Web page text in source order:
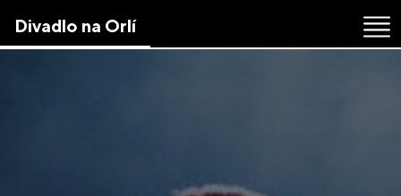
the
Divadlo na Orlí